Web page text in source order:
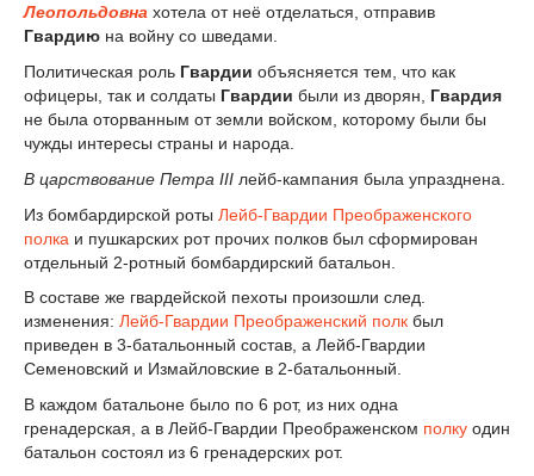
Леопольдовна хотела от неё отделаться, отправив
Гвардию на войну со шведами.
Политическая роль Гвардии объясняется тем, что как
офицеры, так и солдаты Гвардии были из дворян, Гвардия
не была оторванным от земли войском, которому были бы
чужды интересы страны и народа.
В царствование Петра III лейб-кампания была упразднена.
Из бомбардирской роты Лейб-Гвардии Преображенского
полка и пушкарских рот прочих полков был сформирован
отдельный 2-ротный бомбардирский батальон.
В составе же гвардейской пехоты произошли след.
изменения: Лейб-Гвардии Преображенский полк был
приведен в 3-батальонный состав, а Лейб-Гвардии
Семеновский и Измайловские в 2-батальонный.
В каждом батальоне было по 6 рот, из них одна
гренадерская, а в Лейб-Гвардии Преображенском полку один
батальон состоял из 6 гренадерских рот.